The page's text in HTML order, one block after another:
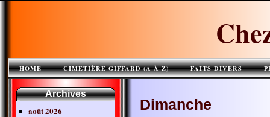
HOME CIMETIÈRE GIFFARD (A À Z) FAITS DIVERS
Archives
août 2026
Dimanche